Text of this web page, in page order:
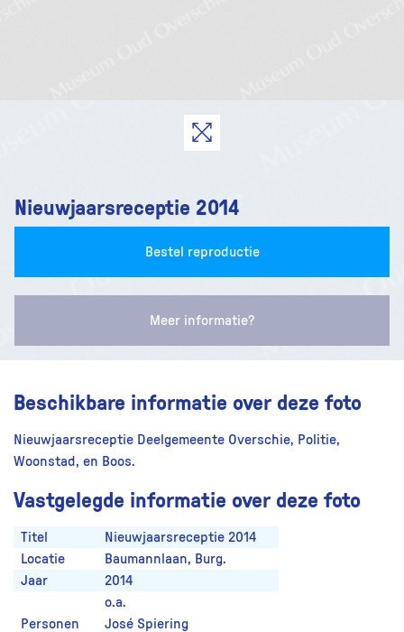
Nieuwjaarsreceptie 2014
Bestel reproductie
Meer informatie?
Beschikbare informatie over deze foto
Nieuwjaarsreceptie Deelgemeente Overschie, Politie,
Woonstad, en Boos.
Vastgelegde informatie over deze foto
Titel
Nieuwjaarsreceptie 2014
Locatie
Baumannlaan, Burg.
Jaar
2014
Personen
o.a.
José Spiering